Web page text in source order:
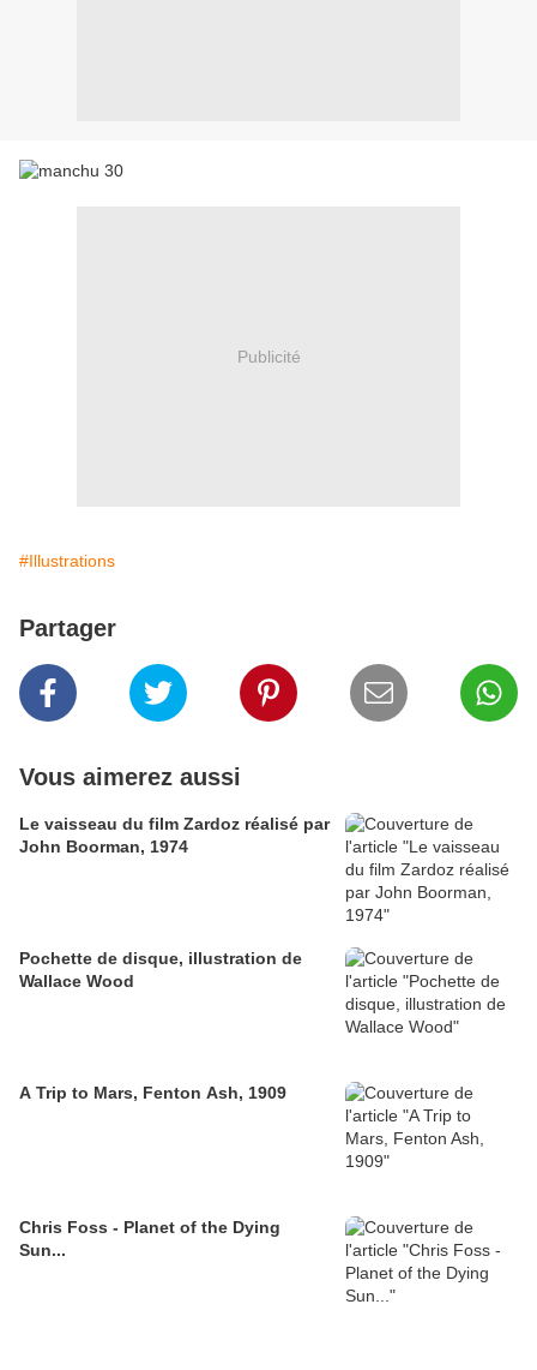
Publicité
#Illustrations
Partager
Vous aimerez aussi
Le vaisseau du film Zardoz réalisé par
John Boorman, 1974
Pochette de disque, illustration de
Wallace Wood
A Trip to Mars, Fenton Ash, 1909
Chris Foss - Planet of the Dying
Sun...